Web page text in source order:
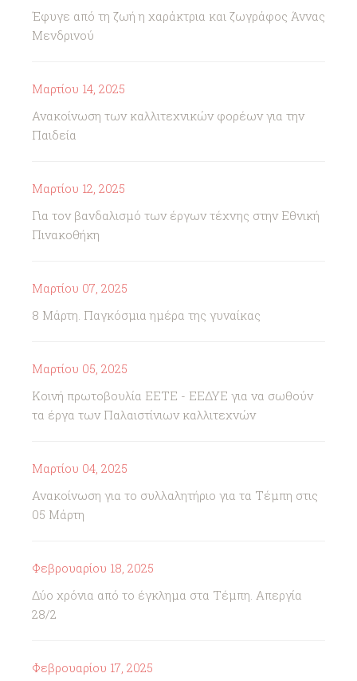
Έφυγε από τη ζωή η χαράκτρια και ζωγράφος Άννας
Μενδρινού
Μαρτίου 14, 2025
Ανακοίνωση των καλλιτεχνικών φορέων για την
Παιδεία
Μαρτίου 12, 2025
Για τον βανδαλισμό των έργων τέχνης στην Εθνική
Πινακοθήκη
Μαρτίου 07, 2025
8 Μάρτη. Παγκόσμια ημέρα της γυναίκας
Μαρτίου 05, 2025
Κοινή πρωτοβουλία ΕΕΤΕ - ΕΕΔΥΕ για να σωθούν
τα έργα των Παλαιστίνιων καλλιτεχνών
Μαρτίου 04, 2025
Ανακοίνωση για το συλλαλητήριο για τα Τέμπη στις
05 Μάρτη
Φεβρουαρίου 18, 2025
Δύο χρόνια από το έγκλημα στα Τέμπη. Απεργία
28/2
Φεβρουαρίου 17, 2025